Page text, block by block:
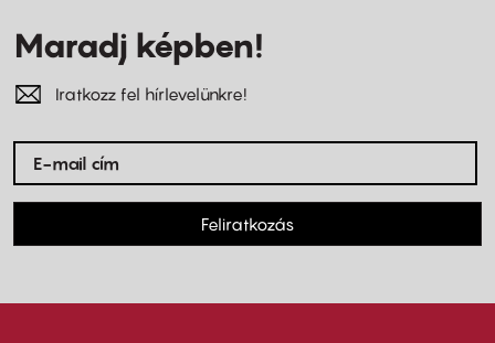
Maradj képben!
Iratkozz fel hírlevelünkre!
Feliratkozás